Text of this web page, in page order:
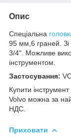
Опис
Спеціальна
95 мм,6 граней. Зі
3/4". Можливе
інструментом.
Застосування:
Купити
Volvo можна за
НДС.
Приховати